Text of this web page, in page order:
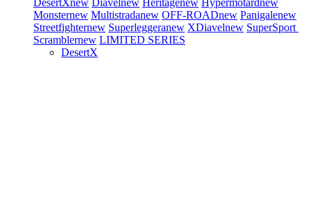
DesertXnew Diavelnew Heritagenew Hypermotardnew
Monsternew Multistradanew OFF-ROADnew Panigalenew
Streetfighternew Superleggeranew XDiavelnew SuperSport
Scramblernew LIMITED SERIES
DesertX